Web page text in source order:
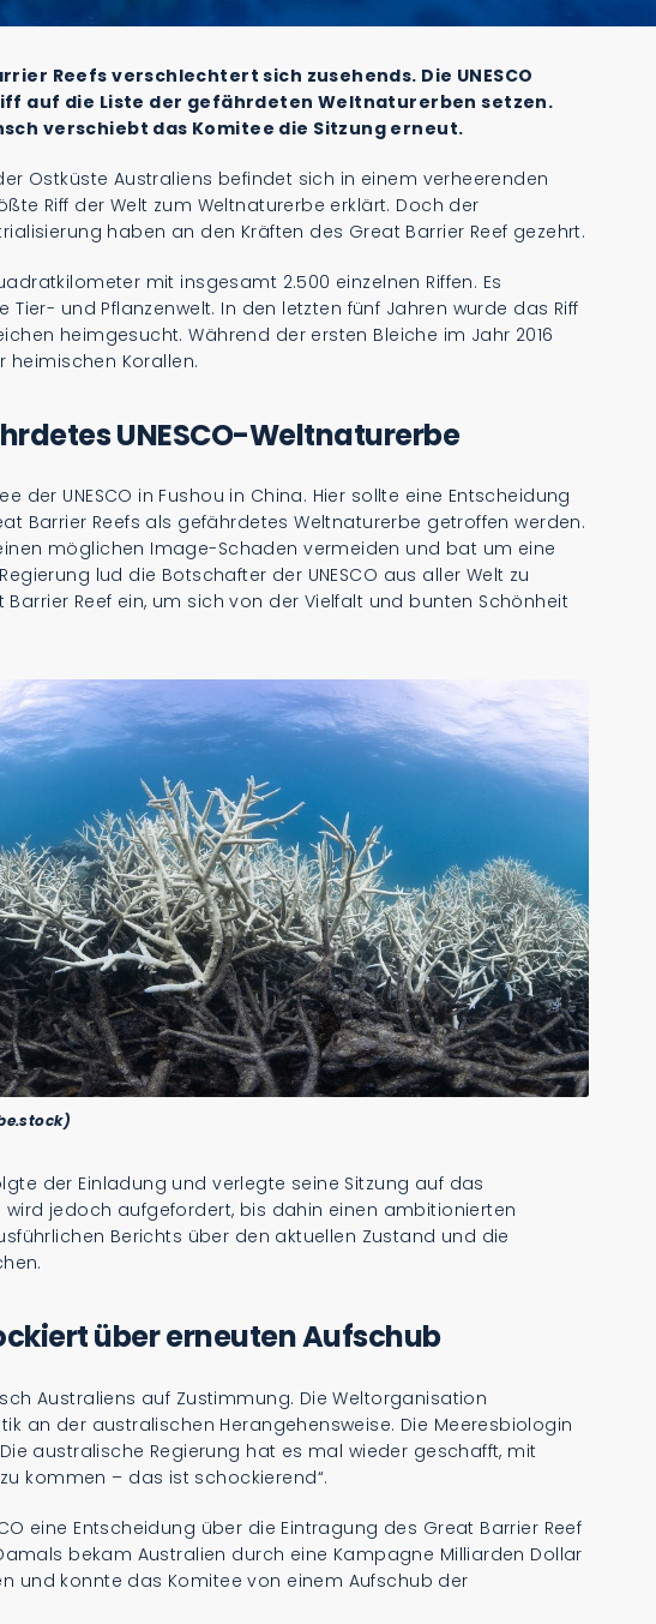
Reefs verschlechtert sich zusehends. Die UNESCO
auf die Liste der gefährdeten Weltnaturerben setzen.
verschiebt das Komitee die Sitzung erneut.
Ostküste Australiens befindet sich in einem verheerenden
Riff der Welt zum Weltnaturerbe erklärt. Doch der
haben an den Kräften des Great Barrier Reef gezehrt.
mit insgesamt 2.500 einzelnen Riffen. Es
und Pflanzenwelt. In den letzten fünf Jahren wurde das Riff
heimgesucht. Während der ersten Bleiche im Jahr 2016
heimischen Korallen.
UNESCO-Weltnaturerbe
der UNESCO in Fushou in China. Hier sollte eine Entscheidung
Barrier Reefs als gefährdetes Weltnaturerbe getroffen werden.
möglichen Image-Schaden vermeiden und bat um eine
lud die Botschafter der UNESCO aus aller Welt zu
Reef ein, um sich von der Vielfalt und bunten Schönheit
der Einladung und verlegte seine Sitzung auf das
wird jedoch aufgefordert, bis dahin einen ambitionierten
Berichts über den aktuellen Zustand und die
über erneuten Aufschub
Australiens auf Zustimmung. Die Weltorganisation
an der australischen Herangehensweise. Die Meeresbiologin
australische Regierung hat es mal wieder geschafft, mit
kommen – das ist schockierend“.
eine Entscheidung über die Eintragung des Great Barrier Reef
bekam Australien durch eine Kampagne Milliarden Dollar
und konnte das Komitee von einem Aufschub der